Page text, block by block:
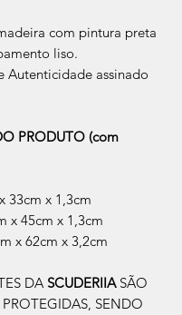
com pintura preta
liso.
Autenticidade assinado
PRODUTO (com
33cm x 1,3cm
x 45cm x 1,3cm
x 62cm x 3,2cm
DA SCUDERIIA SÃO
PROTEGIDAS, SENDO